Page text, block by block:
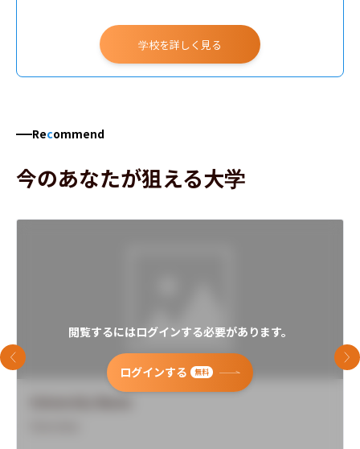
学校を詳しく見る
Recommend
今のあなたが狙える大学
閲覧するにはログインする必要があります。
ログインする 無料
前のスライド 次